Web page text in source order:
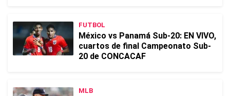
FUTBOL
México vs Panamá Sub-20: EN VIVO,
cuartos de final Campeonato Sub-
20 de CONCACAF
MLB